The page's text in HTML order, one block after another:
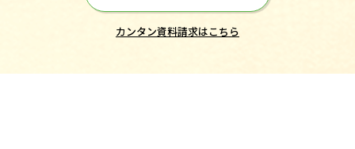
カンタン資料請求はこちら